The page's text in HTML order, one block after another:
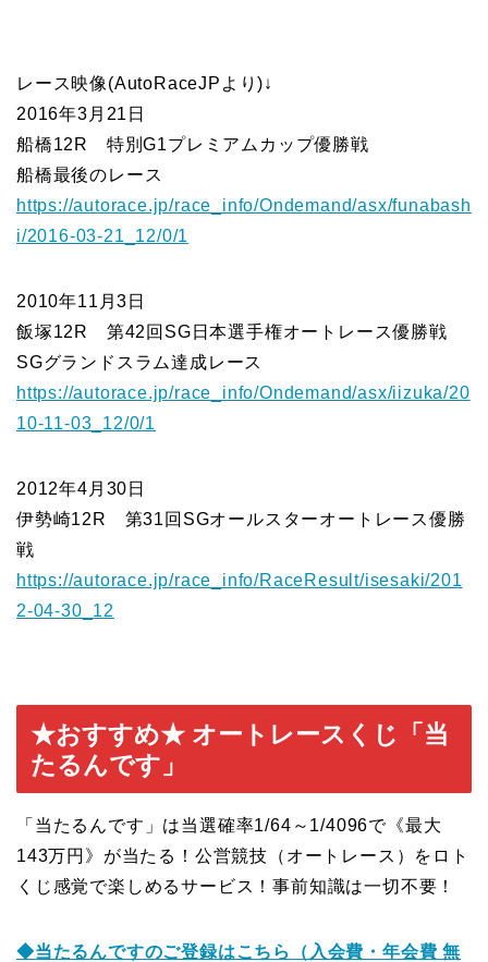
レース映像(AutoRaceJPより)↓
2016年3月21日
船橋12R 特別G1プレミアムカップ優勝戦
船橋最後のレース
https://autorace.jp/race_info/Ondemand/asx/funabash
i/2016-03-21_12/0/1
2010年11月3日
飯塚12R 第42回SG日本選手権オートレース優勝戦
SGグランドスラム達成レース
https://autorace.jp/race_info/Ondemand/asx/iizuka/20
10-11-03_12/0/1
2012年4月30日
伊勢崎12R 第31回SGオールスターオートレース優勝
戦
https://autorace.jp/race_info/RaceResult/isesaki/201
2-04-30_12
★おすすめ★ オートレースくじ「当
たるんです」
「当たるんです」は当選確率1/64～1/4096で《最大
143万円》が当たる！公営競技（オートレース）をロト
くじ感覚で楽しめるサービス！事前知識は一切不要！
◆当たるんですのご登録はこち ら（入会費・年会費 無